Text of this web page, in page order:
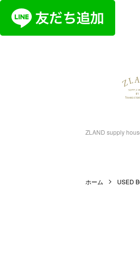
ZLAND supply
ホーム USED